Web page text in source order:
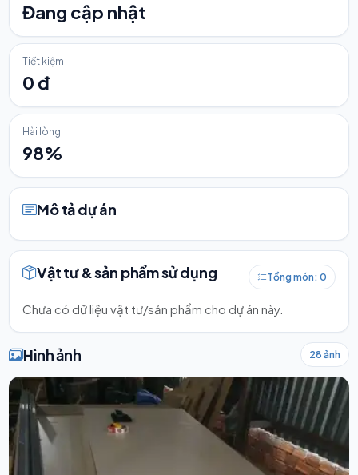
Đang cập nhật
Tiết kiệm
0 đ
Hài lòng
98%
Mô tả dự án
Vật tư & sản phẩm sử dụng Tổng món: 0
Chưa có dữ liệu vật tư/sản phẩm cho dự án này.
Hình ảnh 28 ảnh